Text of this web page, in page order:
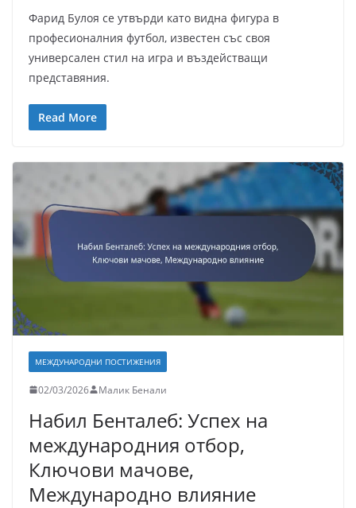
Фарид Булоя се утвърди като видна фигура в
професионалния футбол, известен със своя
универсален стил на игра и въздействащи
представяния.
Read More
МЕЖДУНАРОДНИ ПОСТИЖЕНИЯ
02/03/2026 Малик Бенали
Набил Бенталеб: Успех на
международния отбор,
Ключови мачове,
Международно влияние